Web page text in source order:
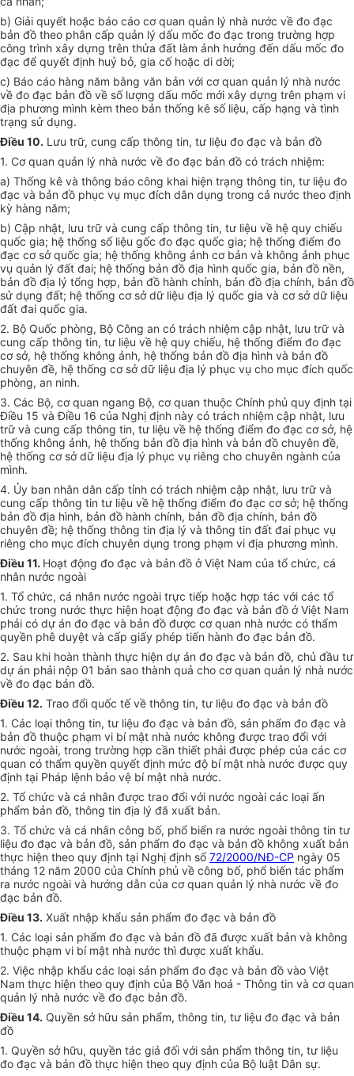
b) Giải quyết hoặc báo cáo cơ quan quản lý nhà nước về đo đạc
bản đồ theo phân cấp quản lý dấu mốc đo đạc trong trường hợp
công trình xây dựng trên thửa đất làm ảnh hưởng đến dấu mốc đo
đạc để quyết định huỷ bỏ, gia cố hoặc di dời;
c) Báo cáo hàng năm bằng văn bản với cơ quan quản lý nhà nước
về đo đạc bản đồ về số lượng dấu mốc mới xây dựng trên phạm vi
địa phương mình kèm theo bản thống kê số liệu, cấp hạng và tình
trạng sử dụng.
Điều 10. Lưu trữ, cung cấp thông tin, tư liệu đo đạc và bản đồ
1. Cơ quan quản lý nhà nước về đo đạc bản đồ có trách nhiệm:
a) Thống kê và thông báo công khai hiện trạng thông tin, tư liệu đo
đạc và bản đồ phục vụ mục đích dân dụng trong cả nước theo định
kỳ hàng năm;
b) Cập nhật, lưu trữ và cung cấp thông tin, tư liệu về hệ quy chiếu
quốc gia; hệ thống số liệu gốc đo đạc quốc gia; hệ thống điểm đo
đạc cơ sở quốc gia; hệ thống không ảnh cơ bản và không ảnh phục
vụ quản lý đất đai; hệ thống bản đồ địa hình quốc gia, bản đồ nền,
bản đồ địa lý tổng hợp, bản đồ hành chính, bản đồ địa chính, bản đồ
sử dụng đất; hệ thống cơ sở dữ liệu địa lý quốc gia và cơ sở dữ liệu
đất đai quốc gia.
2. Bộ Quốc phòng, Bộ Công an có trách nhiệm cập nhật, lưu trữ và
cung cấp thông tin, tư liệu về hệ quy chiếu, hệ thống điểm đo đạc
cơ sở, hệ thống không ảnh, hệ thống bản đồ địa hình và bản đồ
chuyên đề, hệ thống cơ sở dữ liệu địa lý phục vụ cho mục đích quốc
phòng, an ninh.
3. Các Bộ, cơ quan ngang Bộ, cơ quan thuộc Chính phủ quy định tại
Điều 15 và Điều 16 của Nghị định này có trách nhiệm cập nhật, lưu
trữ và cung cấp thông tin, tư liệu về hệ thống điểm đo đạc cơ sở, hệ
thống không ảnh, hệ thống bản đồ địa hình và bản đồ chuyên đề,
hệ thống cơ sở dữ liệu địa lý phục vụ riêng cho chuyên ngành của
mình.
4. Ủy ban nhân dân cấp tỉnh có trách nhiệm cập nhật, lưu trữ và
cung cấp thông tin tư liệu về hệ thống điểm đo đạc cơ sở; hệ thống
bản đồ địa hình, bản đồ hành chính, bản đồ địa chính, bản đồ
chuyên đề; hệ thống thông tin địa lý và thông tin đất đai phục vụ
riêng cho mục đích chuyên dụng trong phạm vi địa phương mình.
Điều 11. Hoạt động đo đạc và bản đồ ở Việt Nam của tổ chức, cá
nhân nước ngoài
1. Tổ chức, cá nhân nước ngoài trực tiếp hoặc hợp tác với các tổ
chức trong nước thực hiện hoạt động đo đạc và bản đồ ở Việt Nam
phải có dự án đo đạc và bản đồ được cơ quan nhà nước có thẩm
quyền phê duyệt và cấp giấy phép tiến hành đo đạc bản đồ.
2. Sau khi hoàn thành thực hiện dự án đo đạc và bản đồ, chủ đầu tư
dự án phải nộp 01 bản sao thành quả cho cơ quan quản lý nhà nước
về đo đạc bản đồ.
Điều 12. Trao đổi quốc tế về thông tin, tư liệu đo đạc và bản đồ
1. Các loại thông tin, tư liệu đo đạc và bản đồ, sản phẩm đo đạc và
bản đồ thuộc phạm vi bí mật nhà nước không được trao đổi với
nước ngoài, trong trường hợp cần thiết phải được phép của các cơ
quan có thẩm quyền quyết định mức độ bí mật nhà nước được quy
định tại Pháp lệnh bảo vệ bí mật nhà nước.
2. Tổ chức và cá nhân được trao đổi với nước ngoài các loại ấn
phẩm bản đồ, thông tin địa lý đã xuất bản.
3. Tổ chức và cá nhân công bố, phổ biến ra nước ngoài thông tin tư
liệu đo đạc và bản đồ, sản phẩm đo đạc và bản đồ không xuất bản
thực hiện theo quy định tại Nghị định số72/2000/NĐ-CP ngày 05
tháng 12 năm 2000 của Chính phủ về công bố, phổ biến tác phẩm
ra nước ngoài và hướng dẫn của cơ quan quản lý nhà nước về đo
đạc bản đồ.
Điều 13. Xuất nhập khẩu sản phẩm đo đạc và bản đồ
1. Các loại sản phẩm đo đạc và bản đồ đã được xuất bản và không
thuộc phạm vi bí mật nhà nước thì được xuất khẩu.
2. Việc nhập khẩu các loại sản phẩm đo đạc và bản đồ vào Việt
Nam thực hiện theo quy định của Bộ Văn hoá - Thông tin và cơ quan
quản lý nhà nước về đo đạc bản đồ.
Điều 14. Quyền sở hữu sản phẩm, thông tin, tư liệu đo đạc và bản
đồ
1. Quyền sở hữu, quyền tác giả đối với sản phẩm thông tin, tư liệu
đo đạc và bản đồ thực hiện theo quy định của Bộ luật Dân sự.